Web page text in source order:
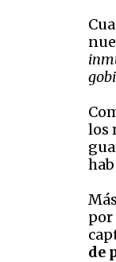
los
por
de